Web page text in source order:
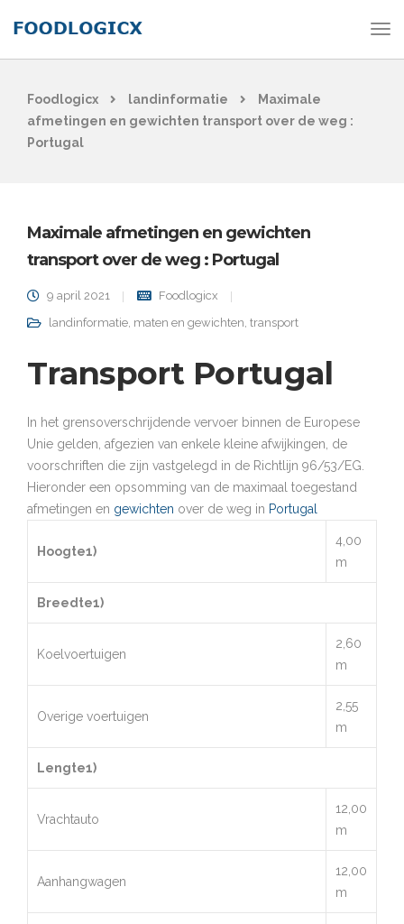
Foodlogicx landinformatie
Maximale
afmetingen en gewichten transport over de weg :
Portugal
Maximale afmetingen en gewichten
transport over de weg : Portugal
9 april 2021
Foodlogicx
landinformatie, maten en gewichten, transport
Transport Portugal
In het grensoverschrijdende vervoer binnen de Europese
Unie gelden, afgezien van enkele kleine afwijkingen, de
voorschriften die zijn vastgelegd in de Richtlijn 96/53/EG.
Hieronder een opsomming van de maximaal toegestand
afmetingen en gewichten over de weg in Portugal
Hoogte1)
4,00
m
Breedte1)
Koelvoertuigen
2,60
m
Overige voertuigen
2,55
m
Lengte1)
Vrachtauto
12,00
m
Aanhangwagen
12,00
m